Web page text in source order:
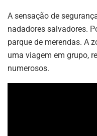
A sensação de
nadadores salvadores.
parque de merendas. A
uma viagem em grupo,
numerosos.